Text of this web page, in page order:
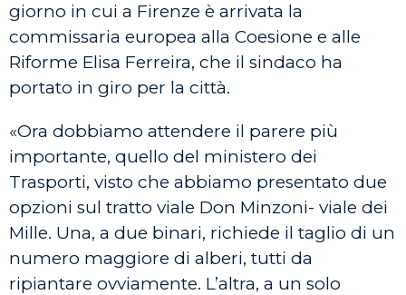
giorno in cui a Firenze è arrivata la
commissaria europea alla Coesione e alle
Riforme Elisa Ferreira, che il sindaco ha
portato in giro per la città.
«Ora dobbiamo attendere il parere più
importante, quello del ministero dei
Trasporti, visto che abbiamo presentato due
opzioni sul tratto viale Don Minzoni- viale dei
Mille. Una, a due binari, richiede il taglio di un
numero maggiore di alberi, tutti da
ripiantare ovviamente. L’altra, a un solo